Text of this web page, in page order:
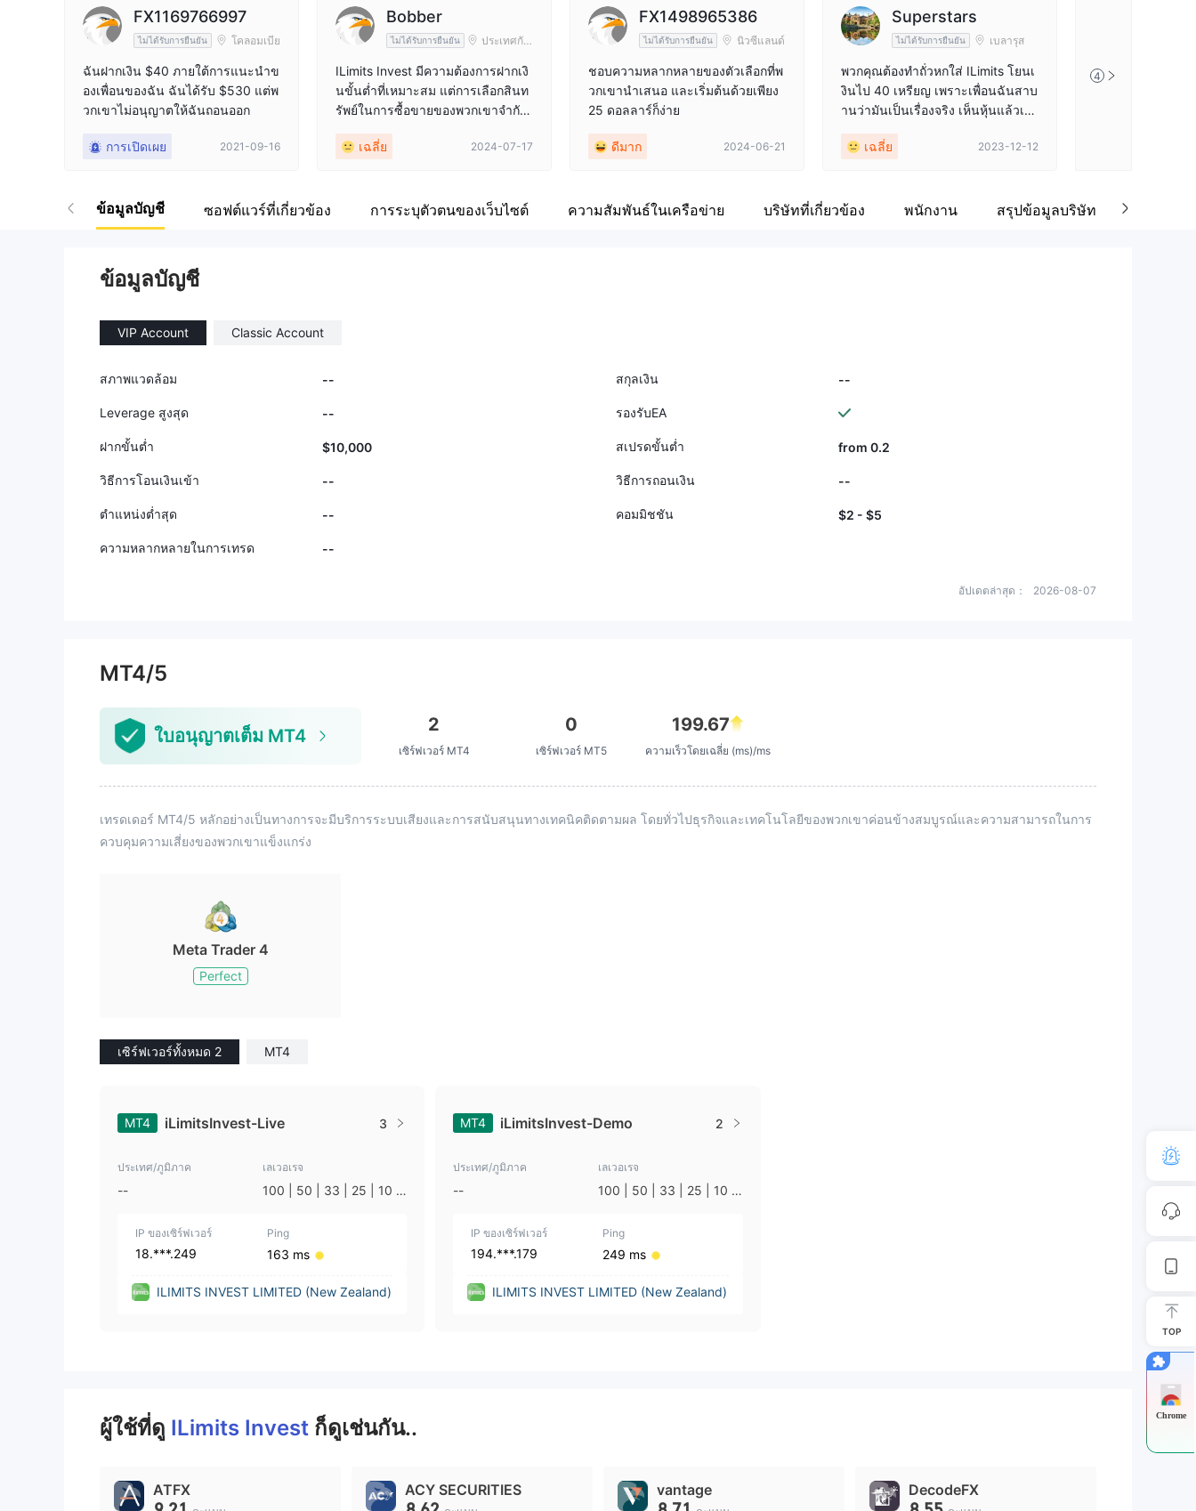
9 8
9
เว็บไซต์ของบริษัท
https://www.ilimitsinv.com
FX1169766997
ไม่ได้รับการยืนยัน โคลอมเบีย
ฉันฝากเงิน $40 ภายใต้การแนะนำข
องเพื่อนของฉัน ฉันได้รับ $530 แต่พ
วกเขาไม่อนุญาตให้ฉันถอนออก
การเปิดเผย 2021-09-16
Bobber
ไม่ได้รับการยืนยัน
ประเทศกัม
ILimits Invest มีความต้องการฝากเงิ
นขั้นต่ำที่เหมาะสม แต่การเลือกสินท
รัพย์ในการซื้อขายของพวกเขาจำกัดเ
น ๆ เฉลี่ย 2024-07-17
FX1498965386
ไม่ได้รับการยืนยัน นิวซีแลนด์
ชอบความหลากหลายของตัวเลือกที่พ
วกเขานำเสนอ และเริ่มต้นด้วยเพียง
25 ดอลลาร์ก็ง่าย
ดีมาก 2024-06-21
Superstars
ไม่ได้รับการยืนยัน เบลารุส
พวกคุณต้องทำถั่วหกใส่ ILimits โยนเ
งินไป 40 เหรียญ เพราะเพื่อนฉันสาบ
านว่ามันเป็นเรื่องจริง เห็นหุ้นแล้วเจ๋ง
อลลาร์ของฉันอยู่ที่ไหน ไปแล้ว. กดถ
หงิด ILimits คุณเป็นหนี้ฉันคำอธิบาย
เฉลี่ย 2023-12-12
4
ข้อมูลบัญชี ซอฟต์แวร์ที่เกี่ยวข้อง การระบุตัวตนของเว็บไซต์ ความสัมพันธ์ในเครือข่าย บริษัทที่เกี่ยวข้อง พนักงาน สรุปข้อมูลบริษัท
ข้อมูลบัญชี
VIP Account Classic Account
สภาพแวดล้อม -- สกุลเงิน --
Leverage สูงสุด -- รองรับEA
ฝากขั้นต่ำ $10,000 สเปรดขั้นต่ำ from 0.2
วิธีการโอนเงินเข้า -- วิธีการถอนเงิน --
ตำแหน่งต่ำสุด -- คอมมิชชัน $2 - $5
ความหลากหลายในการเทรด --
อัปเดตล่าสุด： 2026-08-07
MT4/5
ใบอนุญาตเต็ม MT4
2
เซิร์ฟเวอร์ MT4
0
เซิร์ฟเวอร์ MT5
199.67
ความเร็วโดยเฉลี่ย (ms)/ms
เทรดเดอร์ MT4/5 หลักอย่างเป็นทางการจะมีบริการระบบเสียงและการสนับสนุนทางเทคนิคติดตามผล โดยทั่วไปธุรกิจและเทคโนโลยีของพวกเขาค่อนข้างสมบูรณ์และความสามารถในการ
ควบคุมความเสี่ยงของพวกเขาแข็งแกร่ง
Meta Trader 4
Perfect
เซิร์ฟเวอร์ทั้งหมด 2 MT4
MT4 iLimitsInvest-Live 3
ประเทศ/ภูมิภาค
--
เลเวอเรจ
100 | 50 | 33 | 25 | 10 |
IP ของเซิร์ฟเวอร์
18.***.249
Ping
163 ms
ILIMITS INVEST LIMITED (New Zealand)
MT4 iLimitsInvest-Demo 2
ประเทศ/ภูมิภาค
--
เลเวอเรจ
100 | 50 | 33 | 25 | 10 |
IP ของเซิร์ฟเวอร์
194.***.179
Ping
249 ms
ILIMITS INVEST LIMITED (New Zealand)
ผู้ใช้ที่ดู ILimits Invest ก็ดูเช่นกัน..
ATFX ACY SECURITIES vantage DecodeFX
TOP
Chrome